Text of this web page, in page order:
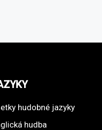
hudobné jazyky
hudba